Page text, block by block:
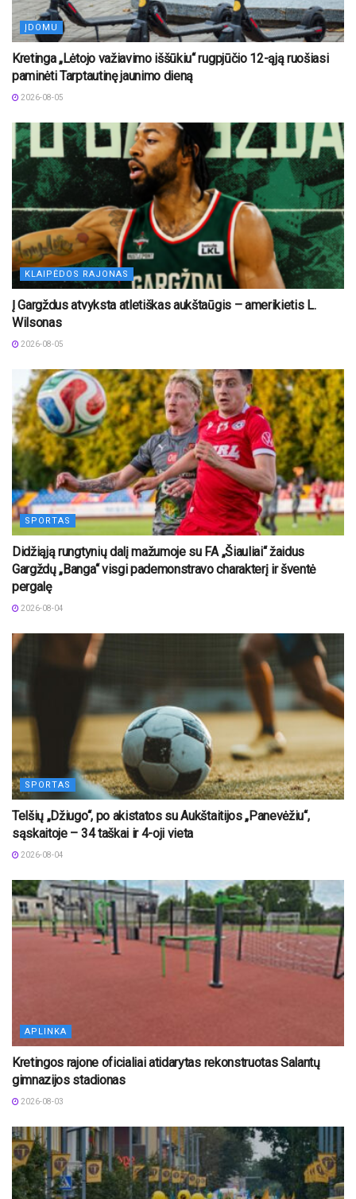
ĮDOMU
Kretinga „Lėtojo važiavimo iššūkiu“ rugpjūčio 12-ąją ruošiasi
paminėti Tarptautinę jaunimo dieną
2026-08-05
KLAIPĖDOS RAJONAS
Į Gargždus atvyksta atletiškas aukštaūgis – amerikietis L.
Wilsonas
2026-08-05
SPORTAS
Didžiąją rungtynių dalį mažumoje su FA „Šiauliai“ žaidus
Gargždų „Banga“ visgi pademonstravo charakterį ir šventė
pergalę
2026-08-04
SPORTAS
Telšių „Džiugo“, po akistatos su Aukštaitijos „Panevėžiu“,
sąskaitoje – 34 taškai ir 4-oji vieta
2026-08-04
APLINKA
Kretingos rajone oficialiai atidarytas rekonstruotas Salantų
gimnazijos stadionas
2026-08-03